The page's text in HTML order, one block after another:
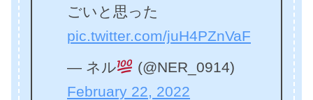
ごいと思った
pic.twitter.com/juH4PZnVaF
— ネル
(@NER_0914)
February 22, 2022